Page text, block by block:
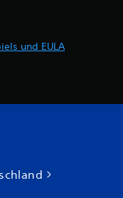
und EULA